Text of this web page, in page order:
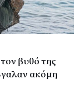
βυθό της
ακόμη